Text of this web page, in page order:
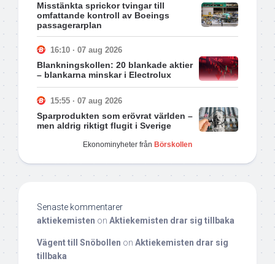
Misstänkta sprickor tvingar till
omfattande kontroll av Boeings
passagerarplan
16:10 · 07 aug 2026
Blankningskollen: 20 blankade aktier
– blankarna minskar i Electrolux
15:55 · 07 aug 2026
Sparprodukten som erövrat världen –
men aldrig riktigt flugit i Sverige
Ekonominyheter från Börskollen
Senaste kommentarer
aktiekemisten on Aktiekemisten drar sig tillbaka
Vägent till Snöbollen on Aktiekemisten drar sig
tillbaka